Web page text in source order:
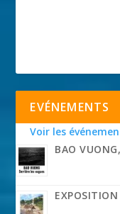
EVÉNEMENTS
Voir les
BAO
EXPOSITION